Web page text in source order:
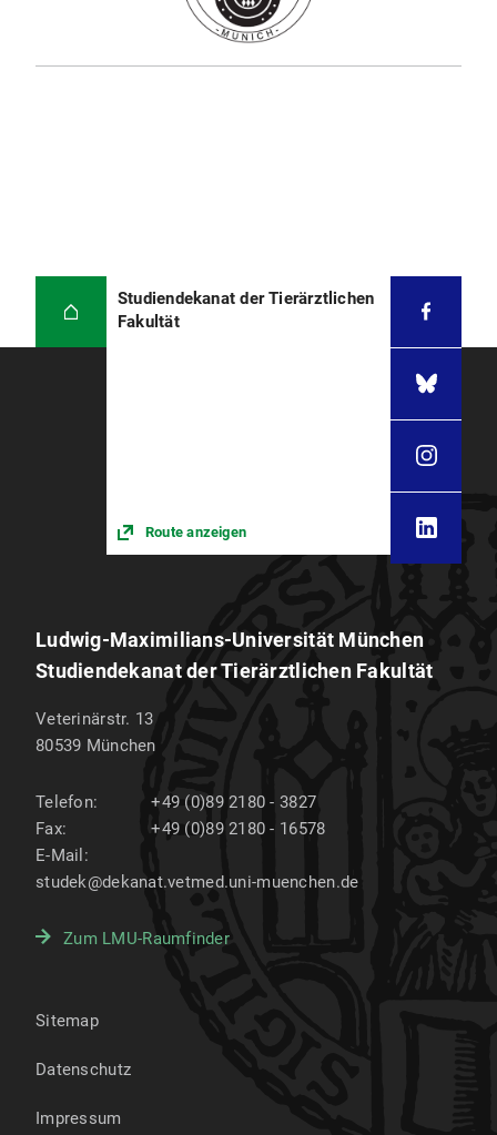
Studiendekanat der Tierärztlichen
Fakultät
Route anzeigen
Ludwig-Maximilians-Universität München
Studiendekanat der Tierärztlichen Fakultät
Veterinärstr. 13
80539 München
Telefon:
+49 (0)89 2180 - 3827
Fax:
+49 (0)89 2180 - 16578
E-Mail:
studek@dekanat.vetmed.uni-muenchen.de
Zum LMU-Raumfinder
Sitemap
Datenschutz
Impressum